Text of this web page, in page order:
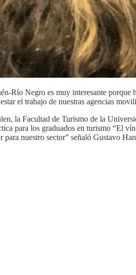
Río Negro es muy interesante
el trabajo de nuestras agencias
la Facultad de Turismo de la
para los graduados en turismo “El
para nuestro sector” señaló Gustavo